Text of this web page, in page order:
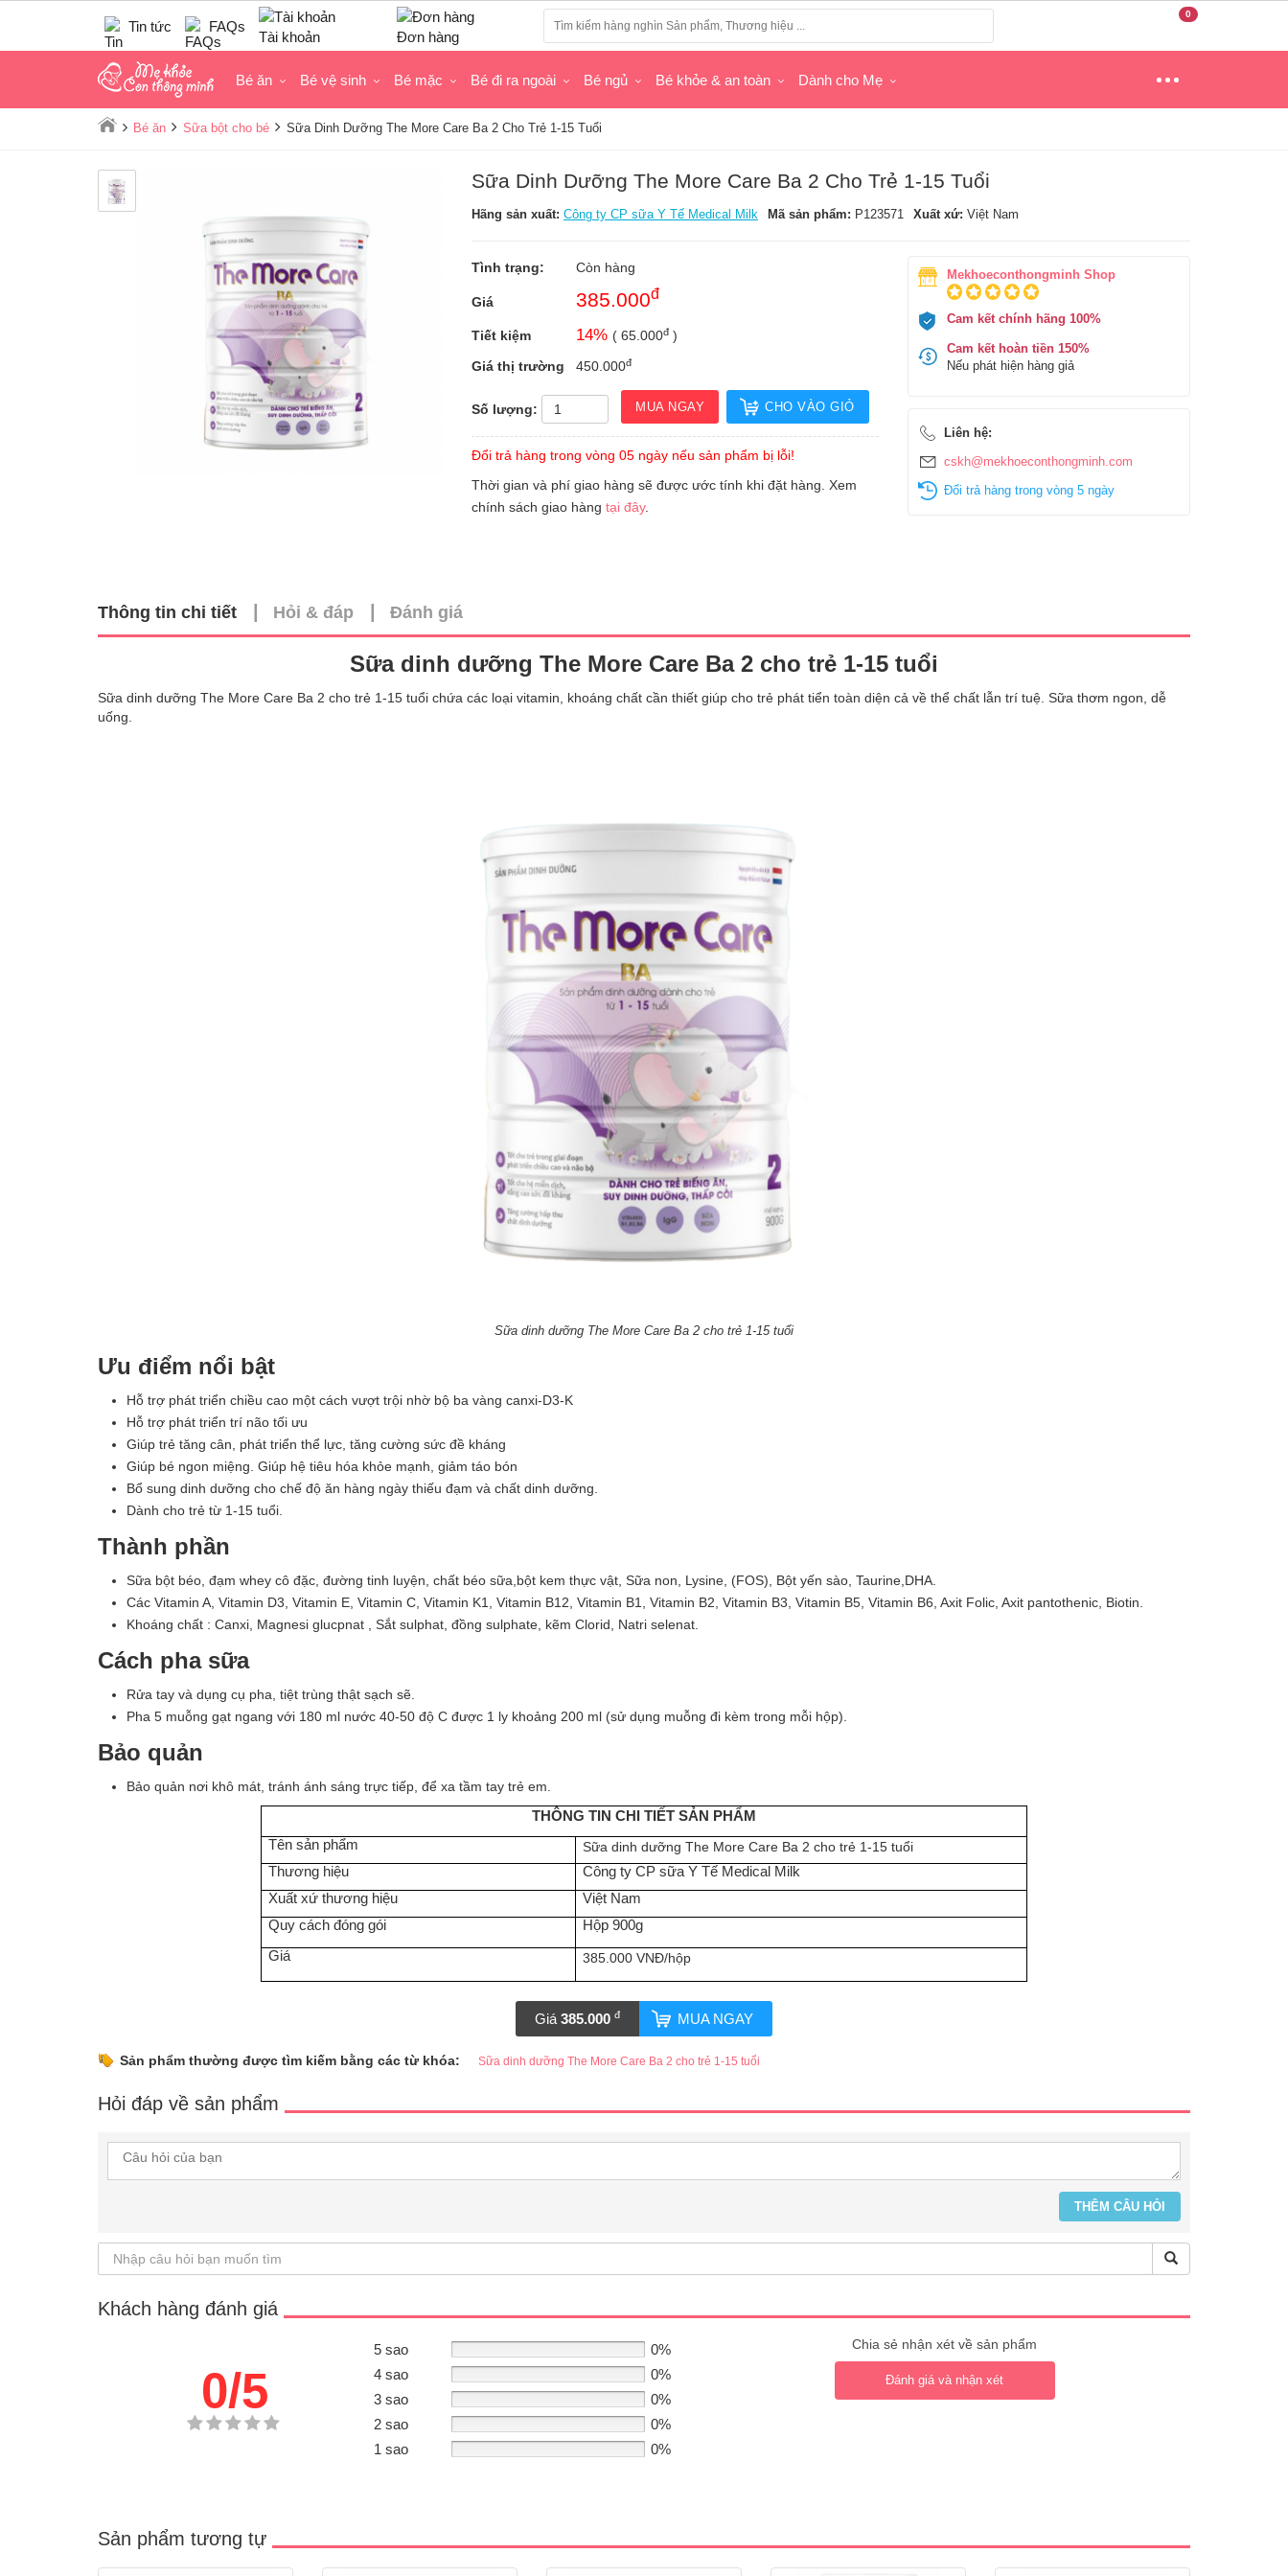
Tin tức FAQs
Tài khoản Đơn hàng
0
Bé ăn Bé vệ sinh Bé mặc Bé đi ra ngoài Bé ngủ Bé khỏe & an toàn Dành cho Mẹ
Bé ăn Sữa bột cho bé Sữa Dinh Dưỡng The More Care Ba 2 Cho Trẻ 1-15 Tuổi
Sữa Dinh Dưỡng The More Care Ba 2 Cho Trẻ 1-15 Tuổi
Hãng sản xuất: Công ty CP sữa Y Tế Medical Milk Mã sản phẩm: P123571 Xuất xứ: Việt Nam
Tình trạng: Còn hàng
Giá 385.000đ
Tiết kiệm 14% ( 65.000đ )
Giá thị trường
450.000đ
Số lượng: MUA NGAY CHO VÀO GIỎ
Đổi trả hàng trong vòng 05 ngày nếu sản phẩm bị lỗi!
Thời gian và phí giao hàng sẽ được ước tính khi đặt hàng. Xem
chính sách giao hàng tại đây.
Mekhoeconthongminh Shop
Cam kết chính hãng 100%
Cam kết hoàn tiền 150%
Nếu phát hiện hàng giả
Liên hệ:
cskh@mekhoeconthongminh.com
Đổi trả hàng trong vòng 5 ngày
Thông tin chi tiết Hỏi & đáp Đánh giá
Sữa dinh dưỡng The More Care Ba 2 cho trẻ 1-15 tuổi
Sữa dinh dưỡng The More Care Ba 2 cho trẻ 1-15 tuổi chứa các loại vitamin, khoáng chất cần thiết giúp cho trẻ phát tiển toàn diện cả về thể chất lẫn trí tuệ. Sữa thơm ngon, dễ
uống.
Sữa dinh dưỡng The More Care Ba 2 cho trẻ 1-15 tuổi
Ưu điểm nổi bật
Hỗ trợ phát triển chiều cao một cách vượt trội nhờ bộ ba vàng canxi-D3-K
Hỗ trợ phát triển trí não tối ưu
Giúp trẻ tăng cân, phát triển thể lực, tăng cường sức đề kháng
Giúp bé ngon miệng. Giúp hệ tiêu hóa khỏe mạnh, giảm táo bón
Bổ sung dinh dưỡng cho chế độ ăn hàng ngày thiếu đạm và chất dinh dưỡng.
Dành cho trẻ từ 1-15 tuổi.
Thành phần
Sữa bột béo, đạm whey cô đặc, đường tinh luyện, chất béo sữa,bột kem thực vật, Sữa non, Lysine, (FOS), Bột yến sào, Taurine,DHA.
Các Vitamin A, Vitamin D3, Vitamin E, Vitamin C, Vitamin K1, Vitamin B12, Vitamin B1, Vitamin B2, Vitamin B3, Vitamin B5, Vitamin B6, Axit Folic, Axit pantothenic, Biotin.
Khoáng chất : Canxi, Magnesi glucpnat , Sắt sulphat, đồng sulphate, kẽm Clorid, Natri selenat.
Cách pha sữa
Rửa tay và dụng cụ pha, tiệt trùng thật sạch sẽ.
Pha 5 muỗng gạt ngang với 180 ml nước 40-50 độ C được 1 ly khoảng 200 ml (sử dụng muỗng đi kèm trong mỗi hộp).
Bảo quản
Bảo quản nơi khô mát, tránh ánh sáng trực tiếp, để xa tầm tay trẻ em.
THÔNG TIN CHI TIẾT SẢN PHẨM
Tên sản phẩm
Sữa dinh dưỡng The More Care Ba 2 cho trẻ 1-15 tuổi
Thương hiệu
Công ty CP sữa Y Tế Medical Milk
Xuất xứ thương hiệu
Việt Nam
Quy cách đóng gói
Hộp 900g
Giá
385.000 VNĐ/hộp
Giá 385.000 đ MUA NGAY
Sản phẩm thường được tìm kiếm bằng các từ khóa: Sữa dinh dưỡng The More Care Ba 2 cho trẻ 1-15 tuổi
Hỏi đáp về sản phẩm
Khách hàng đánh giá
0/5
5 sao
0%
4 sao
0%
3 sao
0%
2 sao
0%
1 sao
0%
Chia sẻ nhận xét về sản phẩm
Đánh giá và nhận xét
Sản phẩm tương tự